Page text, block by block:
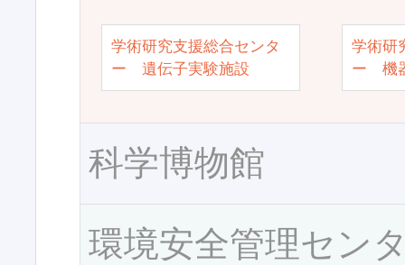
学術研究支援総合センタ
ー 遺伝子実験施設
学術研
ー 機
科学博物館
環境安全管理セン